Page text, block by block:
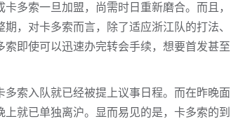
多索一旦加盟，尚需时日重新磨合。而且，
，对卡多索而言，除了适应浙江队的打法、
即使可以迅速办完转会手续，想要首发甚至
索入队就已经被提上议事日程。而在昨晚面
就已单独离沪。显而易见的是，卡多索的到